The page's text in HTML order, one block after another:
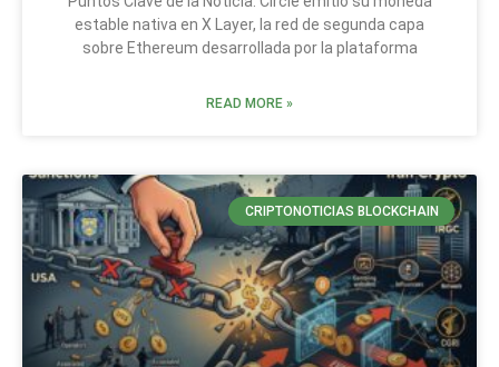
estable nativa en X Layer, la red de segunda capa
sobre Ethereum desarrollada por la plataforma
READ MORE »
CRIPTONOTICIAS BLOCKCHAIN